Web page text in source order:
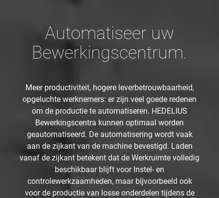
Automatiseer uw
Bewerkingscentrum.
Meer productiviteit, hogere leverbetrouwbaarheid,
opgeluchte werknemers: er zijn veel goede redenen
om de productie te automatiseren. HEDELIUS
Bewerkingscentra kunnen optimaal worden
geautomatiseerd. De automatisering wordt vaak
aan de zijkant van de machine bevestigd. Laden
vanaf de zijkant betekent dat de Werkruimte volledig
beschikbaar blijft voor Instel- en
controlewerkzaamheden, maar bijvoorbeeld ook
voor de productie van losse onderdelen tijdens de